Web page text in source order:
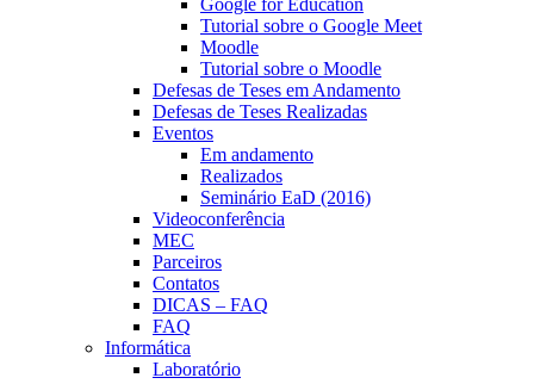
Google for Education
Tutorial sobre o Google Meet
Moodle
Tutorial sobre o Moodle
Defesas de Teses em Andamento
Defesas de Teses Realizadas
Eventos
Em andamento
Realizados
Seminário EaD (2016)
Videoconferência
MEC
Parceiros
Contatos
DICAS – FAQ
FAQ
Informática
Laboratório